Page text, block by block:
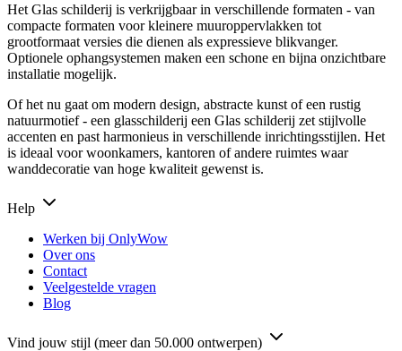
Het Glas schilderij is verkrijgbaar in verschillende formaten - van
compacte formaten voor kleinere muuroppervlakken tot
grootformaat versies die dienen als expressieve blikvanger.
Optionele ophangsystemen maken een schone en bijna onzichtbare
installatie mogelijk.
Of het nu gaat om modern design, abstracte kunst of een rustig
natuurmotief - een glasschilderij een Glas schilderij zet stijlvolle
accenten en past harmonieus in verschillende inrichtingsstijlen. Het
is ideaal voor woonkamers, kantoren of andere ruimtes waar
wanddecoratie van hoge kwaliteit gewenst is.
Help
Werken bij OnlyWow
Over ons
Contact
Veelgestelde vragen
Blog
Vind jouw stijl (meer dan 50.000 ontwerpen)